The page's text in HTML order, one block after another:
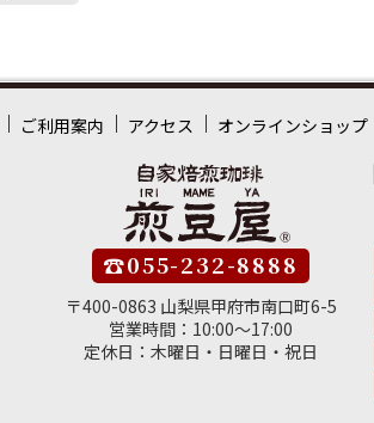
ご利用案内 アクセス オンラインショップ
☎055-232-8888
〒400-0863 山梨県甲府市南口町6-5
営業時間：10:00～17:00
定休日：木曜日・日曜日・祝日